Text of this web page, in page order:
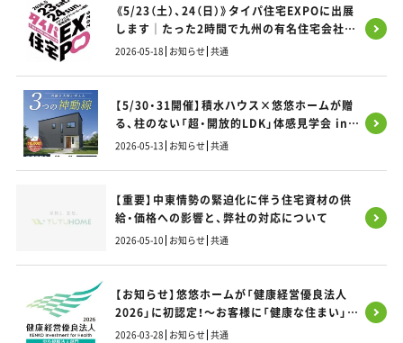
《5/23（土）、24（日）》タイパ住宅EXPOに出展
します｜たった2時間で九州の有名住宅会社9
社 まとめて比べられる家づくりフェス
2026-05-18 お知らせ 共通
【5/30・31開催】積水ハウス×悠悠ホームが贈
る、柱のない「超・開放的LDK」体感見学会 in
福岡市東区
2026-05-13 お知らせ 共通
【重要】中東情勢の緊迫化に伴う住宅資材の供
給・価格への影響と、弊社の対応について
2026-05-10 お知らせ 共通
【お知らせ】悠悠ホームが「健康経営優良法人
2026」に初認定！～お客様に「健康な住まい」を
お届けするため、まずは社員の健康から～
2026-03-28 お知らせ 共通